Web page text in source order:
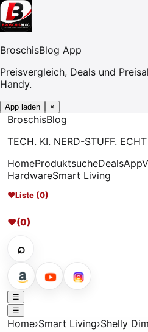
BroschisBlog App
Preisvergleich, Deals und
Handy.
App laden ×
BroschisBlog
TECH. KI. NERD-STUFF. ECHT
HomeProduktsucheDealsApp
HardwareSmart Living
♥Liste (0)
♥(0)
⌕
☰
☰
Home›Smart Living›Shelly